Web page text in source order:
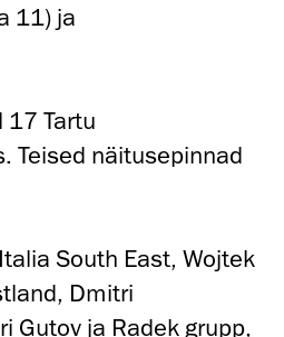
11) ja
Tartu
Teised näitusepinnad
South East, Wojtek
Dmitri
Gutov ja Radek grupp,